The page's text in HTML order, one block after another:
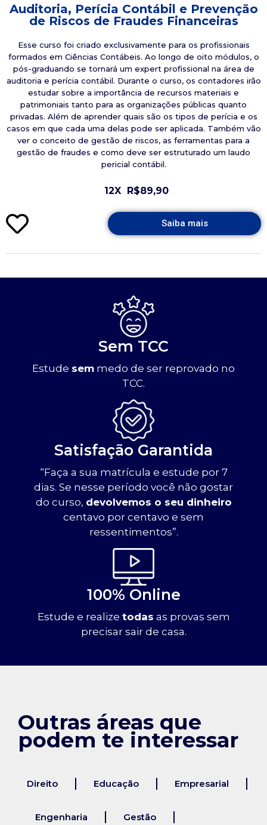
Auditoria, Perícia Contábil e Prevenção
de Riscos de Fraudes Financeiras
Esse curso foi criado exclusivamente para os profissionais
formados em Ciências Contábeis. Ao longo de oito módulos, o
pós-graduando se tornará um expert profissional na área de
auditoria e perícia contábil. Durante o curso, os contadores irão
estudar sobre a importância de recursos materiais e
patrimoniais tanto para as organizações públicas quanto
privadas. Além de aprender quais são os tipos de perícia e os
casos em que cada uma delas pode ser aplicada. Também vão
ver o conceito de gestão de riscos, as ferramentas para a
gestão de fraudes e como deve ser estruturado um laudo
pericial contábil.
12X R$89,90
Saiba mais
Sem TCC
Estude sem medo de ser reprovado no
TCC.
Satisfação Garantida
“Faça a sua matrícula e estude por 7
dias. Se nesse período você não gostar
do curso, devolvemos o seu dinheiro
centavo por centavo e sem
ressentimentos”.
100% Online
Estude e realize todas as provas sem
precisar sair de casa.
Outras áreas que
podem te interessar
Direito Educação Empresarial
Engenharia Gestão